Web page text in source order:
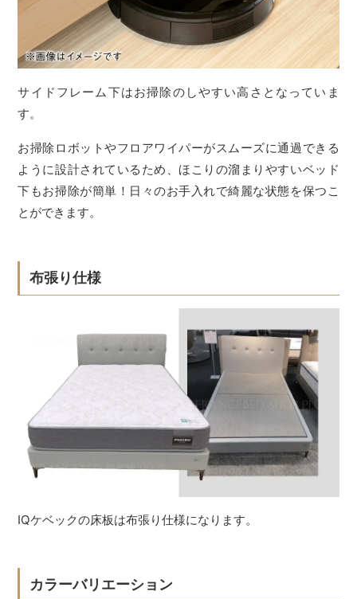
サイドフレーム下はお掃除のしやすい高さとなっていま
す。
お掃除ロボットやフロアワイパーがスムーズに通過できる
ように設計されているため、ほこりの溜まりやすいベッド
下もお掃除が簡単！日々のお手入れで綺麗な状態を保つこ
とができます。
布張り仕様
IQケベックの床板は布張り仕様になります。
カラーバリエーション